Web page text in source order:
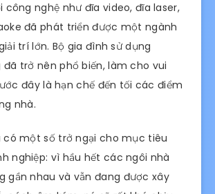
công nghệ như đĩa video, đĩa laser,
đã phát triển được một ngành
trí lớn. Bộ gia đình sử dụng
đã trở nên phổ biến, làm cho vui
đây là hạn chế đến tối các điểm
nhà.
có một số trở ngại cho mục tiêu
nghiệp: vì hầu hết các ngôi nhà
gần nhau và vẫn đang được xây